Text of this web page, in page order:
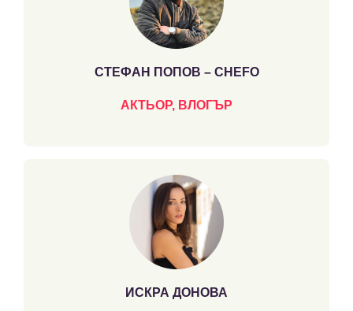
СТЕФАН ПОПОВ – CHEFO
АКТЬОР, ВЛОГЪР
ИСКРА ДОНОВА